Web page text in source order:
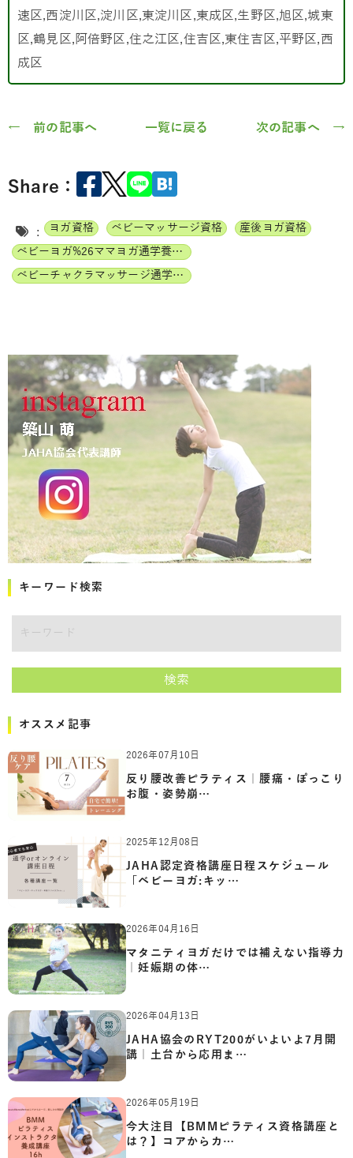
速区,西淀川区,淀川区,東淀川区,東成区,生野区,旭区,城東
区,鶴見区,阿倍野区,住之江区,住吉区,東住吉区,平野区,西
成区
← 前の記事へ 一覧に戻る 次の記事へ →
Share：
: ヨガ資格 ベビーマッサージ資格
産後ヨガ資格
ベビーヨガ%26ママヨガ通学養成講座
ベビーチャクラマッサージ通学養成講座
キーワード検索
検索
オススメ記事
2026年07月10日
反り腰改善ピラティス｜腰痛・ぽっこり
お腹・姿勢崩…
2025年12月08日
JAHA認定資格講座日程スケジュール
「ベビーヨガ:キッ…
2026年04月16日
マタニティヨガだけでは補えない指導力
｜妊娠期の体…
2026年04月13日
JAHA協会のRYT200がいよいよ7月開
講｜土台から応用ま…
2026年05月19日
今大注目【BMMピラティス資格講座と
は？】コアからカ…